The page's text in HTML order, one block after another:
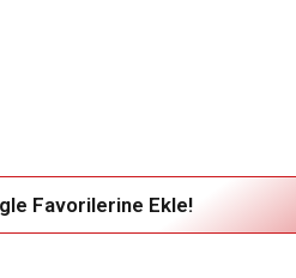
Favorilerine Ekle!